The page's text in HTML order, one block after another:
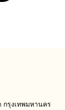
รุงเทพมหานคร